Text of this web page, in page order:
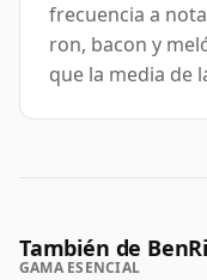
frecuencia a
ron, bacon y
que la media de
También de
GAMA ESENCIAL